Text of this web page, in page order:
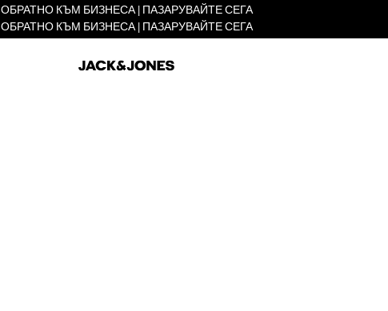
ОБРАТНО КЪМ БИЗНЕСА | ПАЗАРУВАЙТЕ СЕГА
ОБРАТНО КЪМ БИЗНЕСА | ПАЗАРУВАЙТЕ СЕГА